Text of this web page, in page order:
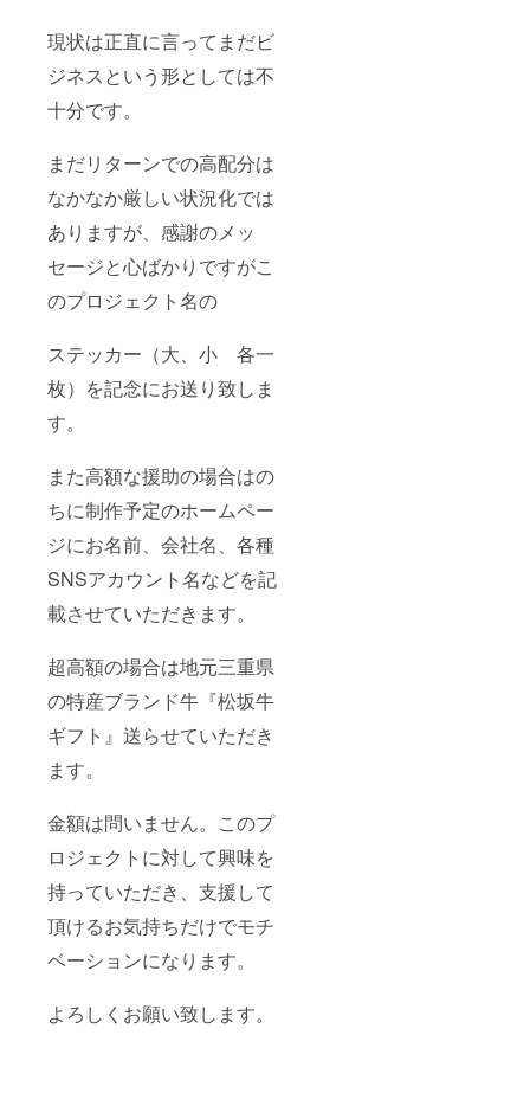
現状は正直に言ってまだビ
ジネスという形としては不
十分です。
まだリターンでの高配分は
なかなか厳しい状況化では
ありますが、感謝のメッ
セージと心ばかりですがこ
のプロジェクト名の
ステッカー（大、小 各一
枚）を記念にお送り致しま
す。
また高額な援助の場合はの
ちに制作予定のホームペー
ジにお名前、会社名、各種
SNSアカウント名などを記
載させていただきます。
超高額の場合は地元三重県
の特産ブランド牛『松坂牛
ギフト』送らせていただき
ます。
金額は問いません。このプ
ロジェクトに対して興味を
持っていただき、支援して
頂けるお気持ちだけでモチ
ベーションになります。
よろしくお願い致します。